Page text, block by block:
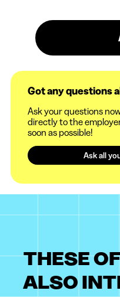
Got any questions
Ask your questions
directly to the
soon as possible!
Ask all
THESE
ALSO